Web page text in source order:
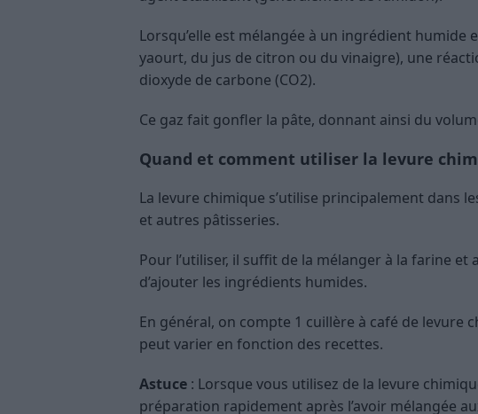
Lorsqu’elle est mélangée à un ingrédient humide
yaourt, du jus de citron ou du vinaigre), une
dioxyde de carbone (CO2).
Ce gaz fait gonfler la pâte, donnant ainsi du
Quand et comment utiliser la levure
La levure chimique s’utilise principalement dans
et autres pâtisseries.
Pour l’utiliser, il suffit de la mélanger à la farine
d’ajouter les ingrédients humides.
En général, on compte 1 cuillère à café de levure
peut varier en fonction des recettes.
Astuce : Lorsque vous utilisez de la levure
préparation rapidement après l’avoir mélangée